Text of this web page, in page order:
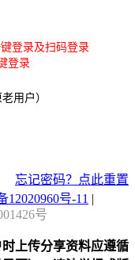
登录及扫码登录
登录
用户）
忘记密码？点此重置
12020960号-11 |
号
上传分享资料应遵循